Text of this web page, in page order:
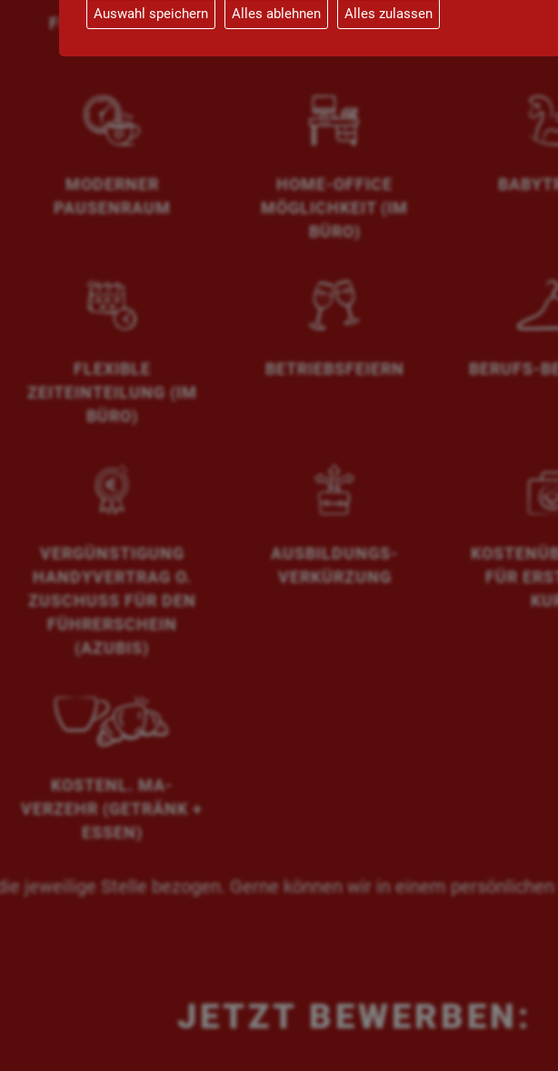
FIRMENWAGEN
MODERNER
MODERNER
PAUSENRAUM
HOME-OFFICE
MÖGLICHKEIT (IM
BÜRO)
FLEXIBLE
ZEITEINTEILUNG (IM
BÜRO)
BETRIEBSFEIERN BERUFS-
VERGÜNSTIGUNG
HANDYVERTRAG O.
ZUSCHUSS FÜR DEN
FÜHRERSCHEIN
(AZUBIS)
AUSBILDUNGS-
VERKÜRZUNG
FÜR
KOSTENL. MA-
VERZEHR (GETRÄNK +
ESSEN)
jeweilige Stelle bezogen. Gerne können wir in einem
JETZT BEWERBEN:
Auswahl speichern Alles ablehnen Alles zulassen